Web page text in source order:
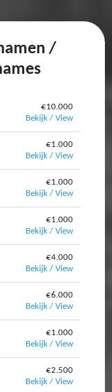
/
€10.000
Bekijk / View
€1.000
Bekijk / View
€1.000
Bekijk / View
€1.000
Bekijk / View
€4.000
Bekijk / View
€6.000
Bekijk / View
€1.000
Bekijk / View
€2.500
Bekijk / View